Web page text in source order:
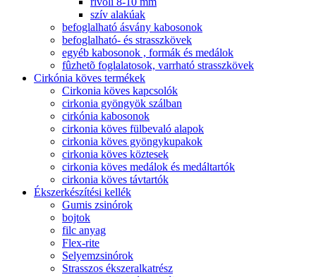
szív alakúak
befoglalható ásvány kabosonok
befoglalható- és strasszkövek
egyéb kabosonok , formák és medálok
fûzhetõ foglalatosok, varrható strasszkövek
Cirkónia köves termékek
Cirkonia köves kapcsolók
cirkonia gyöngyök szálban
cirkónia kabosonok
cirkonia köves fülbevaló alapok
cirkonia köves gyöngykupakok
cirkonia köves köztesek
cirkonia köves medálok és medáltartók
cirkonia köves távtartók
Ékszerkészítési kellék
Gumis zsinórok
bojtok
filc anyag
Flex-rite
Selyemzsinórok
Strasszos ékszeralkatrész